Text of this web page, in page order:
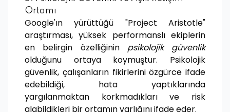
Ortamı
Google'ın yürüttüğü "Project Aristotle"
araştırması, yüksek performanslı ekiplerin
en belirgin özelliğinin psikolojik güvenlik
olduğunu ortaya koymuştur. Psikolojik
güvenlik, çalışanların fikirlerini özgürce ifade
edebildiği, hata yaptıklarında
yargılanmaktan korkmadıkları ve risk
alabildikleri bir ortamın varlığını ifade eder.